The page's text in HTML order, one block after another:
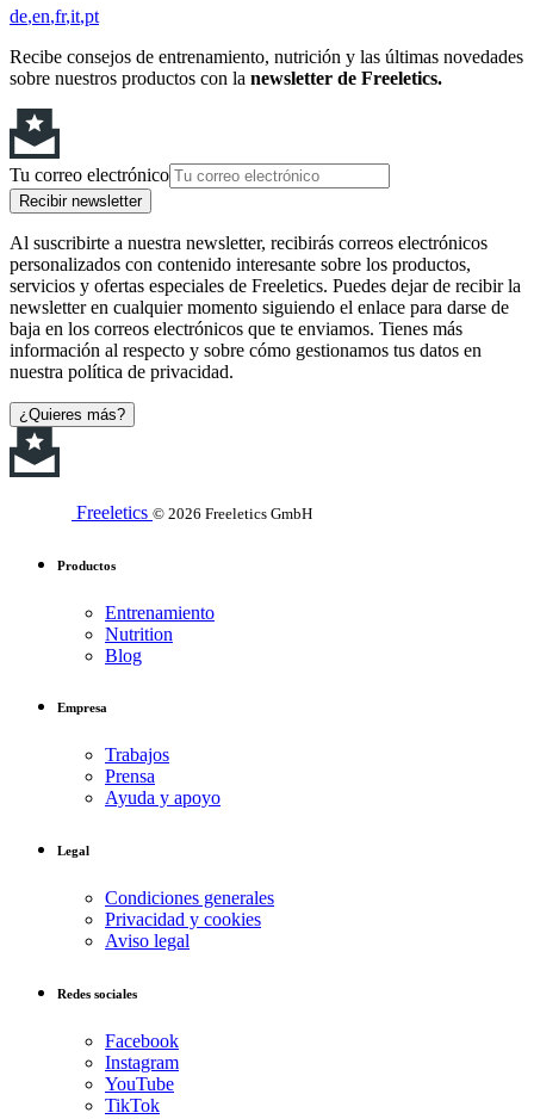
de en fr it pt
Recibe consejos de entrenamiento, nutrición y las últimas novedades
sobre nuestros productos con la newsletter de Freeletics.
Tu correo electrónico
Recibir newsletter
Al suscribirte a nuestra newsletter, recibirás correos electrónicos
personalizados con contenido interesante sobre los productos,
servicios y ofertas especiales de Freeletics. Puedes dejar de recibir la
newsletter en cualquier momento siguiendo el enlace para darse de
baja en los correos electrónicos que te enviamos. Tienes más
información al respecto y sobre cómo gestionamos tus datos en
nuestra política de privacidad.
¿Quieres más?
Freeletics © 2026 Freeletics GmbH
Productos
Entrenamiento
Nutrition
Blog
Empresa
Trabajos
Prensa
Ayuda y apoyo
Legal
Condiciones generales
Privacidad y cookies
Aviso legal
Redes sociales
Facebook
Instagram
YouTube
TikTok